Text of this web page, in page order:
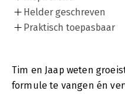
Helder geschreven
Praktisch toepasbaar
Tim en Jaap weten
formule te vangen én